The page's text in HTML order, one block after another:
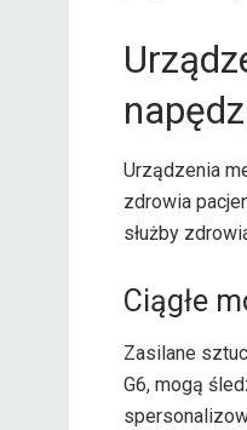
Urządzenia
zdrowia
służby
Ciągłe
Zasilane
G6, mogą